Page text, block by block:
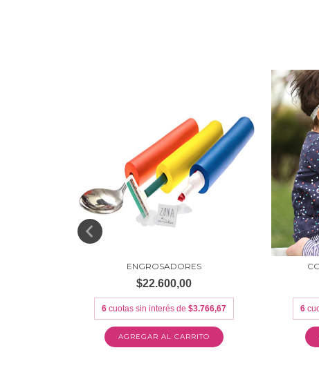
ENGROSADORES
$22.600,00
6 cuotas sin interés de $3.766,67 6